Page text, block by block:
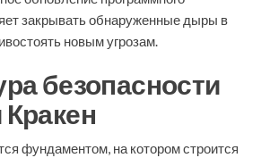
закрывать обнаруженные дыры в
новым угрозам.
безопасности
фундаментом, на котором строится